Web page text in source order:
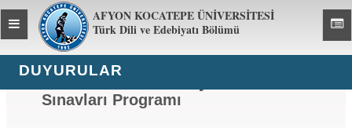
AFYON KOCATEPE ÜNİVERSİTESİ
Türk Dili ve Edebiyatı Bölümü
Toggle
global
navigation
DUYURULAR
Sınavları Programı